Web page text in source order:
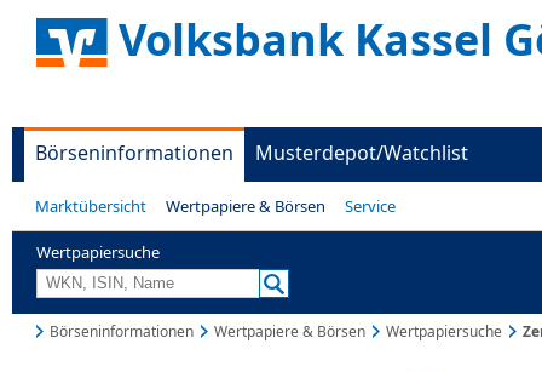
Volksbank Kassel
Börseninformationen Musterdepot/Watchlist
Marktübersicht Wertpapiere & Börsen Service
Wertpapiersuche
Börseninformationen Wertpapiere & Börsen Wertpapiersuche